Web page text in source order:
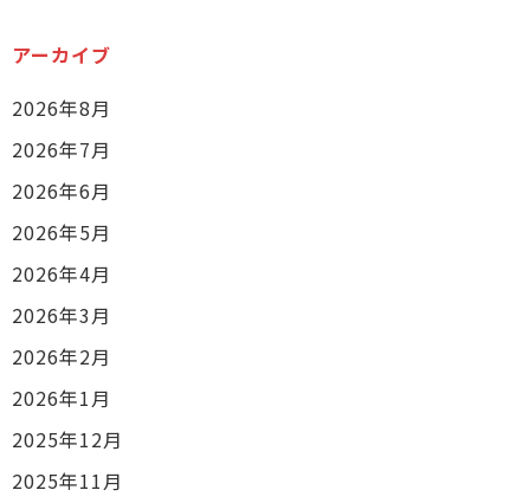
アーカイブ
2026年8月
2026年7月
2026年6月
2026年5月
2026年4月
2026年3月
2026年2月
2026年1月
2025年12月
2025年11月